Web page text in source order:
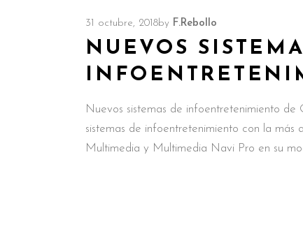
31 octubre, 2018by F.Rebollo
NUEVOS
Nuevos sistemas de infoentretenimiento
sistemas de infoentretenimiento con la más
Multimedia y Multimedia Navi Pro en su